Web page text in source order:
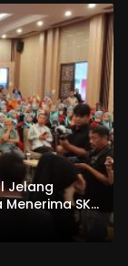
Jelang
SKL